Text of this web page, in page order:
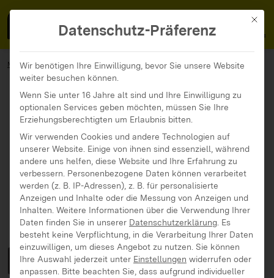
MENÜ
MedienFokus BW Angebote Läuft bei Dir!
Läuft bei Dir!
Mit
Datenschutz-Präferenz
Wir benötigen Ihre Einwilligung, bevor Sie unsere Website
weiter besuchen können.
Wenn Sie unter 16 Jahre alt sind und Ihre Einwilligung zu
optionalen Services geben möchten, müssen Sie Ihre
Erziehungsberechtigten um Erlaubnis bitten.
Wir verwenden Cookies und andere Technologien auf
unserer Website. Einige von ihnen sind essenziell, während
andere uns helfen, diese Website und Ihre Erfahrung zu
verbessern. Personenbezogene Daten können verarbeitet
werden (z. B. IP-Adressen), z. B. für personalisierte
Anzeigen und Inhalte oder die Messung von Anzeigen und
Inhalten. Weitere Informationen über die Verwendung Ihrer
Daten finden Sie in unserer Datenschutzerklärung Es
besteht keine Verpflichtung, in die Verarbeitung Ihrer Daten
einzuwilligen, um dieses Angebot zu nutzen. Sie können
Ihre Auswahl jederzeit unter Einstellungen widerrufen oder
anpassen. Bitte beachten Sie, dass aufgrund individueller